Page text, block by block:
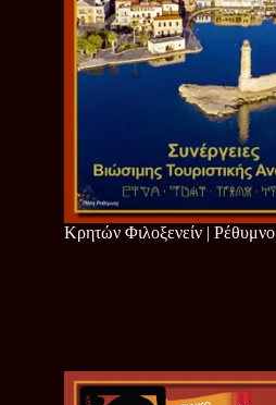
Κρητών Φιλοξενείν | Ρέθυμνο